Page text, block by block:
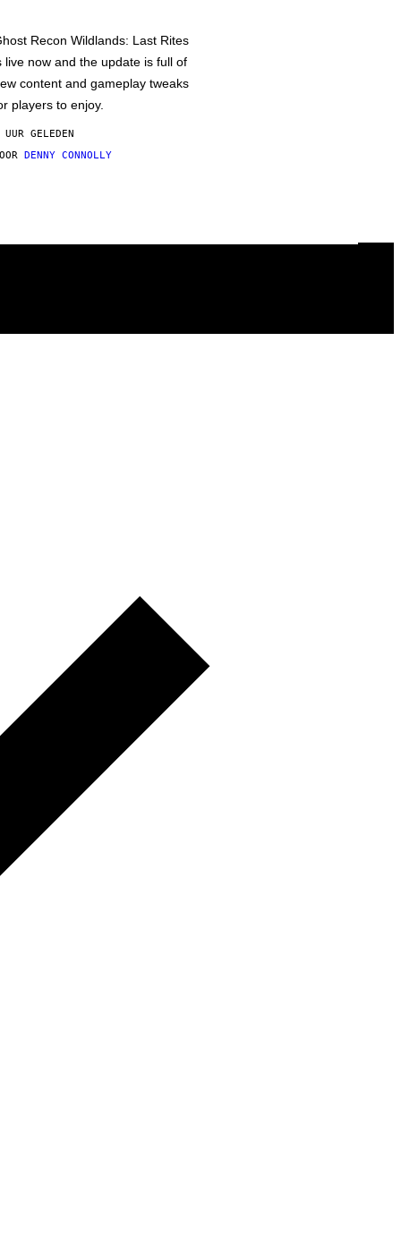
Recon Wildlands: Last Rites
live now and the update is full of
content and gameplay tweaks
players to enjoy.
GELEDEN
DENNY CONNOLLY